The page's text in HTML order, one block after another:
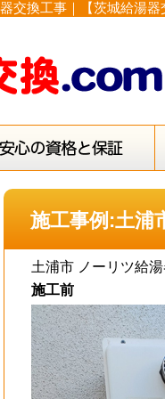
交換工事｜【茨城給湯
施工事例:土浦
土浦市 ノーリツ給
施工前